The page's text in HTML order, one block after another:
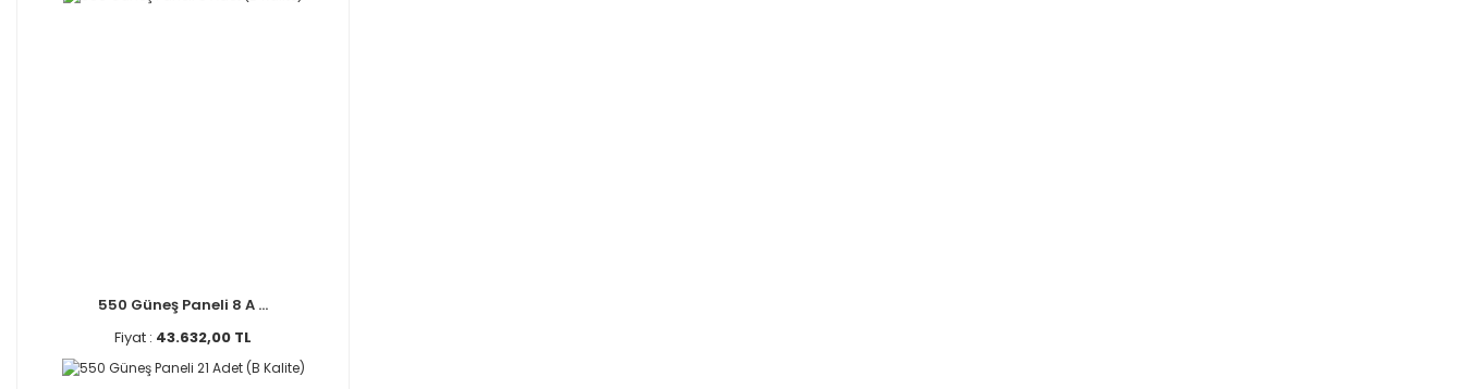
550 Güneş Paneli 8 A ...
Fiyat : 43.632,00 TL